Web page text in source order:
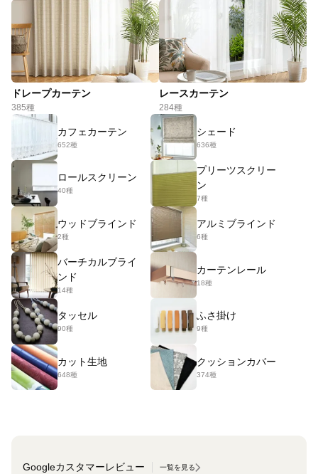
ドレープカーテン
385種
レースカーテン
284種
カフェカーテン
652種
シェード
636種
ロールスクリーン
40種
プリーツスクリー
ン
7種
ウッドブラインド
2種
アルミブラインド
6種
バーチカルブライ
ンド
14種
カーテンレール
18種
タッセル
90種
ふさ掛け
9種
カット生地
648種
クッションカバー
374種
Googleカスタマーレビュー 一覧を見る